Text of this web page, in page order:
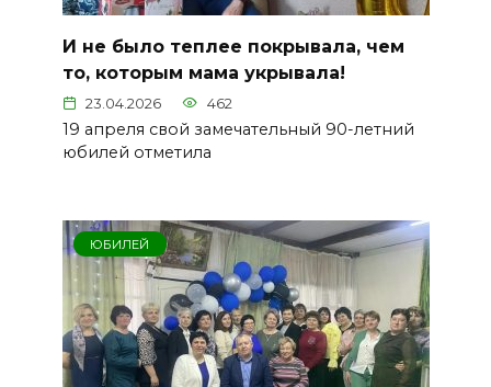
И не было теплее покрывала, чем
то, которым мама укрывала!
23.04.2026 462
19 апреля свой замечательный 90-летний
юбилей отметила
ЮБИЛЕЙ